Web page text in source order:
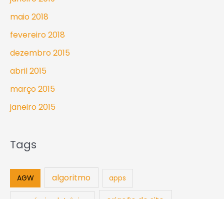
maio 2018
fevereiro 2018
dezembro 2015
abril 2015
março 2015
janeiro 2015
Tags
AGW algoritmo apps